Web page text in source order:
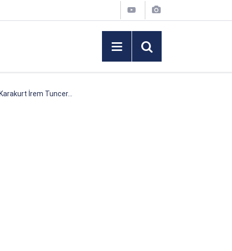
İrem Tuncer...